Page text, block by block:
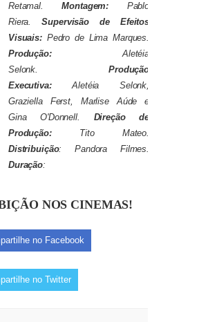
Retamal.Montagem:
Pablo
Riera.Supervisão de Efeitos
Visuais: Pedro de Lima Marques.
Produção:Aletéia
Selonk.Produção
Executiva:
Aletéia Selonk,
Graziella Ferst, Marlise Aúde e
Gina O'Donnell. Direção de
Produção:
Tito Mateo.
Distribuição: Pandora Filmes.
Duração:
NOS CINEMAS!
no Facebook
no Twitter